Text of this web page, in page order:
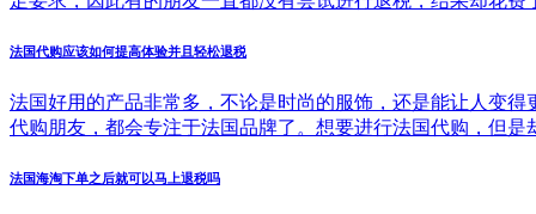
法国代购应该如何提高体验并且轻松退税
法国好用的产品非常多，不论是时尚的服饰，还是能让人变
代购朋友，都会专注于法国品牌了。想要进行法国代购，但
法国海淘下单之后就可以马上退税吗